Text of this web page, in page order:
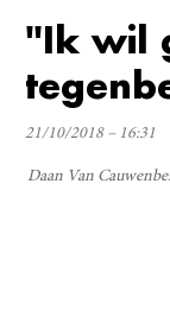
"Ik wil
21/10/2018 – 16:31
Daan Van